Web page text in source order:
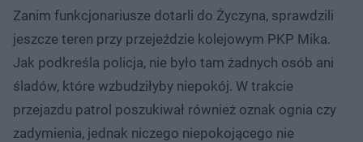
Zanim funkcjonariusze dotarli do Życzyna, sprawdzili
jeszcze teren przy przejeździe kolejowym PKP Mika.
Jak podkreśla policja, nie było tam żadnych osób ani
śladów, które wzbudziłyby niepokój. W trakcie
przejazdu patrol poszukiwał również oznak ognia czy
zadymienia, jednak niczego niepokojącego nie